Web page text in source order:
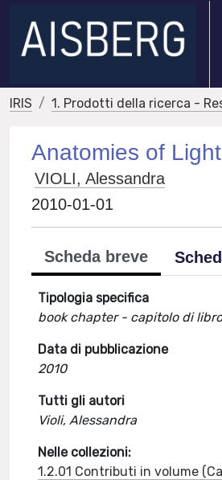
IRIS 1. Prodotti della ricerca -
Anatomies of
VIOLI, Alessandra
2010-01-01
Scheda breve
Tipologia specifica
book chapter - capitolo di
Data di pubblicazione
2010
Tutti gli autori
Violi, Alessandra
Nelle collezioni:
1.2.01 Contributi in volume